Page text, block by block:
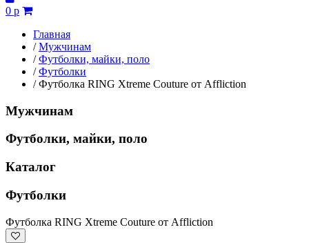
0 р
Главная
/ Мужчинам
/ Футболки, майки, поло
/ Футболки
/ Футболка RING Xtreme Couture от Affliction
Мужчинам
Футболки, майки, поло
Каталог
Футболки
Футболка RING Xtreme Couture от Affliction